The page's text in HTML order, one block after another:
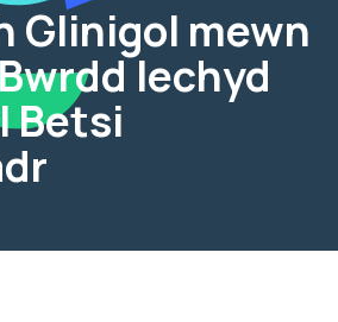
Glinigol mewn
Iechyd
Betsi